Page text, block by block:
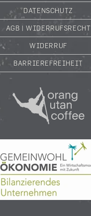
DATENSCHUTZ
AGB | WIDERRUFSRECHT
WIDERRUF
BARRIEREFREIHEIT